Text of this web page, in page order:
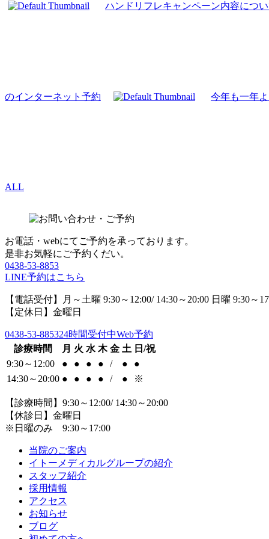
ハンドリフレキャンペーン内容につ
のインターネット予約 今年も一年
ALL
お電話・webにてご予約を承っております。
是非お気軽にご予約くだい。
0438-53-8853
LINE予約はこちら
【電話受付】月～土曜 9:30～12:00/ 14:30～20:00 日曜 9:30～
【定休日】金曜日
0438-53-885324時間受付中Web予約
診療時間
月 火 水 木 金 土 日/祝
9:30～12:00
● ● ● ● / ●
●
14:30～20:00 ● ● ● ● / ● ※
【診療時間】9:30～12:00/ 14:30～20:00
【休診日】金曜日
※日曜のみ 9:30～17:00
当院のご案内
イトーメディカルグループの紹介
スタッフ紹介
採用情報
アクセス
お知らせ
ブログ